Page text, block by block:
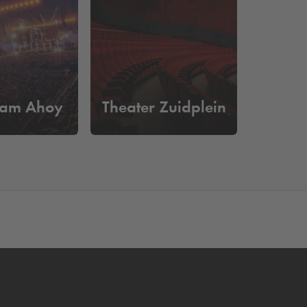
.
parkeren?
een parkeerplaats. Je kunt gemakkelijk in- en
Ahoy Theater Zuidplein